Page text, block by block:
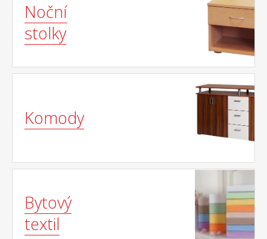
Noční
stolky
Komody
Bytový
textil